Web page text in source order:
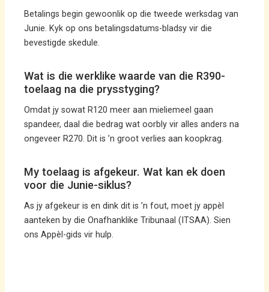
Betalings begin gewoonlik op die tweede werksdag van
Junie. Kyk op ons betalingsdatums-bladsy vir die
bevestigde skedule.
Wat is die werklike waarde van die R390-
toelaag na die prysstyging?
Omdat jy sowat R120 meer aan mieliemeel gaan
spandeer, daal die bedrag wat oorbly vir alles anders na
ongeveer R270. Dit is ’n groot verlies aan koopkrag.
My toelaag is afgekeur. Wat kan ek doen
voor die Junie-siklus?
As jy afgekeur is en dink dit is ’n fout, moet jy appèl
aanteken by die Onafhanklike Tribunaal (ITSAA). Sien
ons Appèl-gids vir hulp.